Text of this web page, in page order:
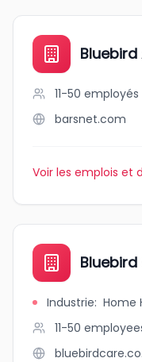
11-50 employés
barsnet.com
Voir les emplois et
Industrie: Home
11-50